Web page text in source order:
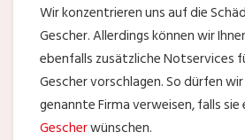
Wir konzentrieren uns auf die
Gescher. Allerdings können wir
ebenfalls zusätzliche Notservices
Gescher vorschlagen. So dürfen
genannte Firma verweisen, falls sie
Gescherwünschen.